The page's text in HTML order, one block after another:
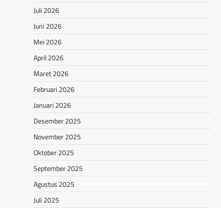
Juli 2026
Juni 2026
Mei 2026
April 2026
Maret 2026
Februari 2026
Januari 2026
Desember 2025
November 2025
Oktober 2025
September 2025
Agustus 2025
Juli 2025